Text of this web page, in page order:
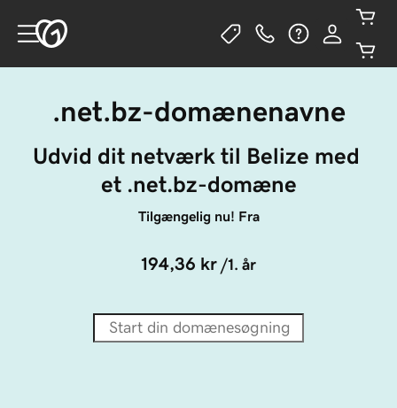
.net.bz-domænenavne
Udvid dit netværk til Belize med
et .net.bz-domæne
Tilgængelig nu! Fra
194,36 kr /1. år